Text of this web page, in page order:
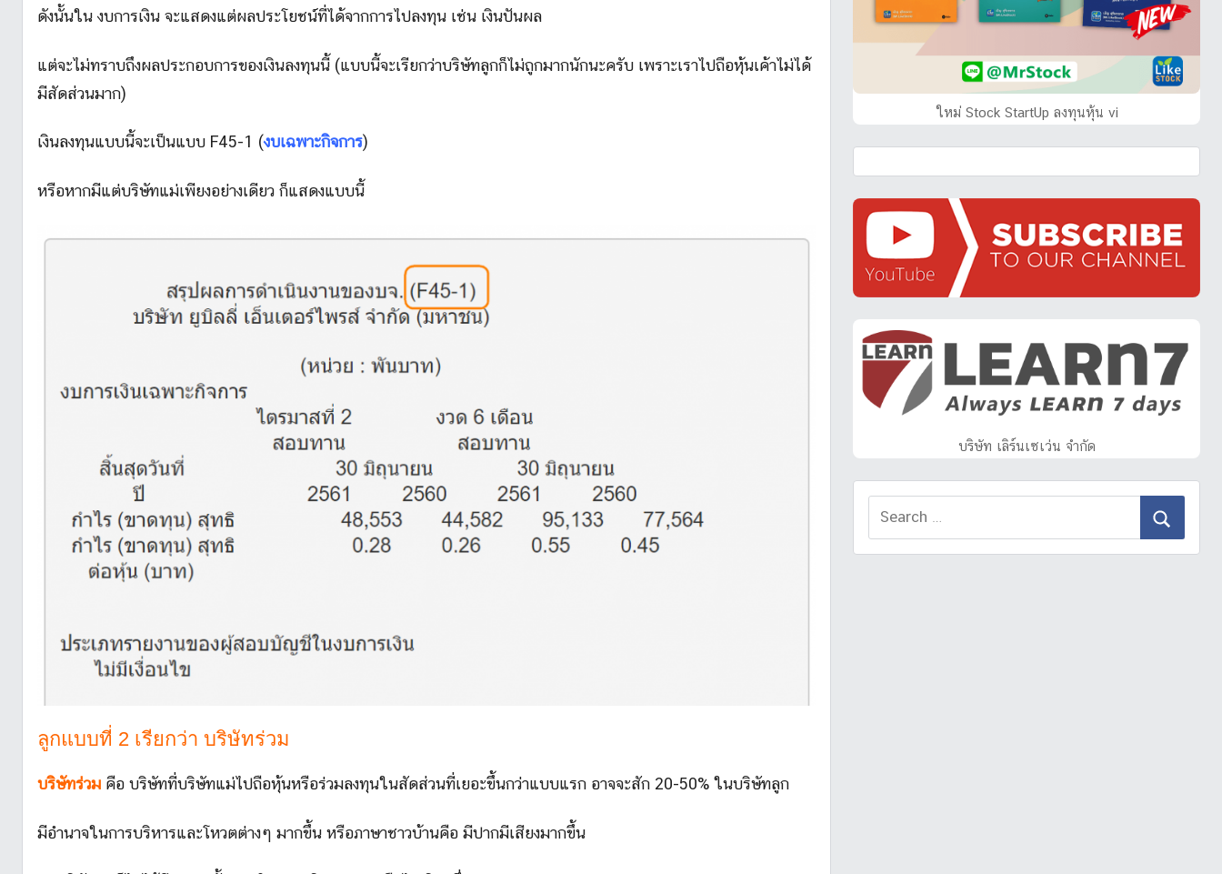
ดังนั้นใน งบการเงิน จะแสดงแต่ผลประโยชน์ที่ได้จากการไปลงทุน เช่น เงินปันผล
แต่จะไม่ทราบถึงผลประกอบการของเงินลงทุนนี้ (แบบนี้จะเรียกว่าบริษัทลูกก็ไม่ถูกมากนักนะครับ เพราะเราไปถือหุ้นเค้าไม่ได้
มีสัดส่วนมาก)
เงินลงทุนแบบนี้จะเป็นแบบ F45-1 (งบเฉพาะกิจการ)
หรือหากมีแต่บริษัทแม่เพียงอย่างเดียว ก็แสดงแบบนี้
ลูกแบบที่ 2 เรียกว่า บริษัทร่วม
บริษัทร่วม คือ บริษัทที่บริษัทแม่ไปถือหุ้นหรือร่วมลงทุนในสัดส่วนที่เยอะขึ้นกว่าแบบแรก อาจจะสัก 20-50% ในบริษัทลูก
มีอำนาจในการบริหารและโหวตต่างๆ มากขึ้น หรือภาษาชาวบ้านคือ มีปากมีเสียงมากขึ้น
ใหม่ Stock StartUp ลงทุนหุ้น vi
บริษัท เลิร์นเซเว่น จำกัด